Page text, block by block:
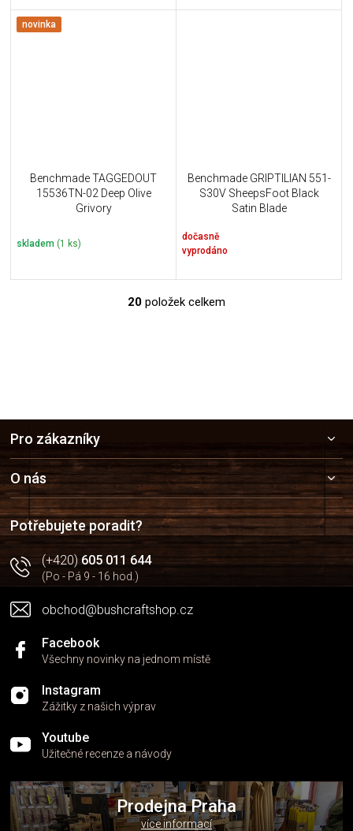
novinka
Benchmade TAGGEDOUT
15536TN-02 Deep Olive
Grivory
skladem (1 ks)
Benchmade GRIPTILIAN 551-
S30V SheepsFoot Black
Satin Blade
dočasně
vyprodáno
O
v
k
y
v
ý
p
s
20 položek celkem
a
t
í
Pro zákazníky
O nás
Potřebujete poradit?
(+420)605 011 644
(Po - Pá 9 - 16 hod.)
obchod@bushcraftshop.cz
Facebook
Všechny novinky na jednom místě
Instagram
Zážitky z našich výprav
Youtube
Užitečné recenze a návody
Prodejna Praha
více informací